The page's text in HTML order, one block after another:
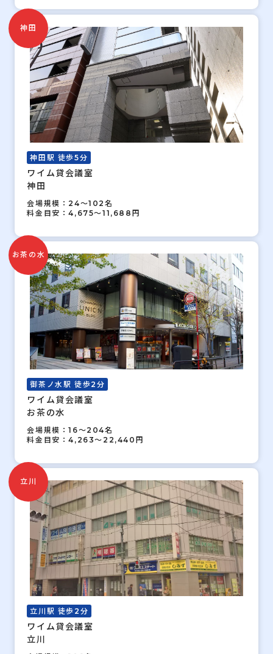
神田
神田駅 徒歩5分
ワイム貸会議室
神田
会場規模：24～102名
料金目安：4,675～11,688円
お茶の水
御茶ノ水駅 徒歩2分
ワイム貸会議室
お茶の水
会場規模：16～204名
料金目安：4,263～22,440円
立川
立川駅 徒歩2分
ワイム貸会議室
立川